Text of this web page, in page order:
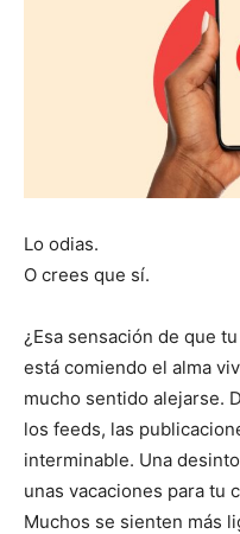
Lo odias.
O crees que sí.
¿Esa sensación de que
está comiendo el alma
mucho sentido alejarse.
los feeds, las
interminable. Una
unas vacaciones para tu
Muchos se sienten más